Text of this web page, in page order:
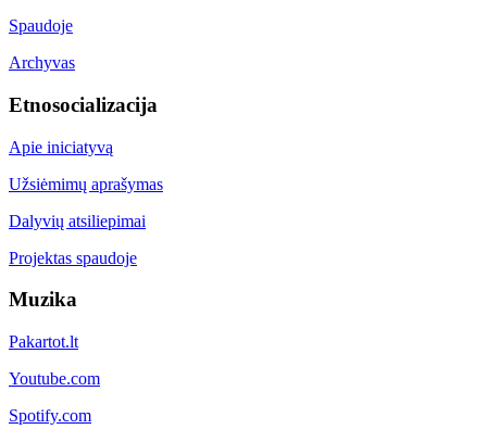
Spaudoje
Archyvas
Etnosocializacija
Apie iniciatyvą
Užsiėmimų aprašymas
Dalyvių atsiliepimai
Projektas spaudoje
Muzika
Pakartot.lt
Youtube.com
Spotify.com